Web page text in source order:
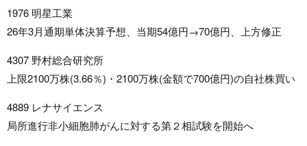
1976 明星工業
26年3月通期単体決算予想、当期54億円→70億円、上方修正
4307 野村総合研究所
上限2100万株(3.66％)・2100万株(金額で700億円)の自社株買い
4889 レナサイエンス
局所進行非小細胞肺がんに対する第２相試験を開始へ